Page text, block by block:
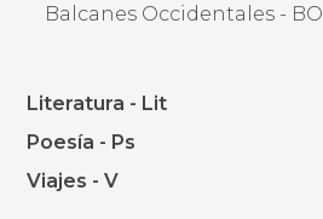
Balcanes Occidentales - BO
Literatura - Lit
Poesía - Ps
Viajes - V